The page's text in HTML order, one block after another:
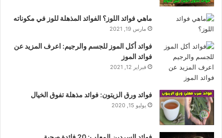
ماهي فوائد اللوز؟ الفوائد المذهلة للوز في مكوناته
مارس 19, 2021
فوائد أكل الموز للجسم والرجيم: اعرف المزيد عن
فوائد الموز
فبراير 12, 2021
فوائد ورق الزيتون: فوائد مذهلة تفوق الخيال
يوليو 15, 2020